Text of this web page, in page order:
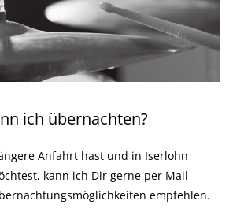
ich übernachten?
Anfahrt hast und in Iserlohn
kann ich Dir gerne per Mail
empfehlen.